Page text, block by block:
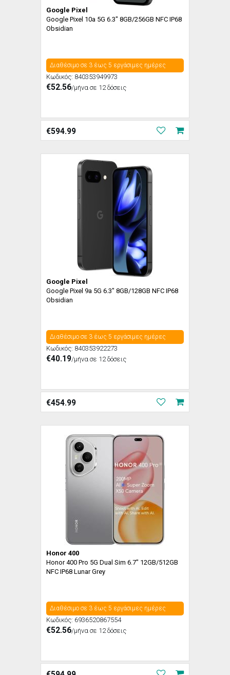
Google Pixel
Google Pixel 10a 5G 6.3" 8GB/256GB NFC IP68
Obsidian
Διαθέσιμο σε 3 έως 5 εργάσιμες ημέρες
Κωδικός: 840353949973
€52.56/μήνα σε 12 δόσεις
€594.99
Google Pixel
Google Pixel 9a 5G 6.3" 8GB/128GB NFC IP68
Obsidian
Διαθέσιμο σε 3 έως 5 εργάσιμες ημέρες
Κωδικός: 840353922273
€40.19/μήνα σε 12 δόσεις
€454.99
Honor 400
Honor 400 Pro 5G Dual Sim 6.7" 12GB/512GB
NFC IP68 Lunar Grey
Διαθέσιμο σε 3 έως 5 εργάσιμες ημέρες
Κωδικός: 6936520867554
€52.56/μήνα σε 12 δόσεις